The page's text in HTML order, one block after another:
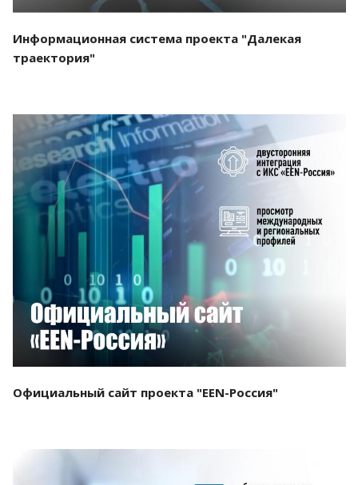
Информационная система проекта "Далекая
траектория"
Смотреть проект
Официальный сайт проекта "EEN-Россия"